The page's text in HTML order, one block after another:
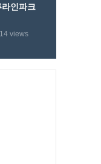
인파크
14 views